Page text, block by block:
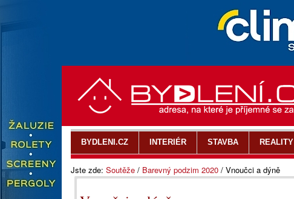
Jste zde: Soutěže / Barevný podzim 2020 / Vnoučci a dýně
BYDLENI.CZ INTERIÉR STAVBA REALITY